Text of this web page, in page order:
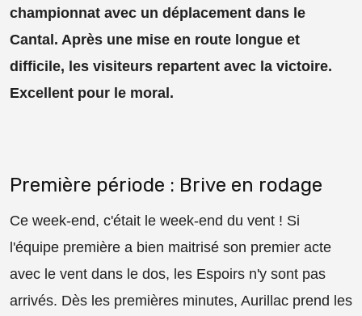
championnat avec un déplacement dans le
Cantal. Après une mise en route longue et
difficile, les visiteurs repartent avec la victoire.
Excellent pour le moral.
Première période : Brive en rodage
Ce week-end, c'était le week-end du vent ! Si
l'équipe première a bien maitrisé son premier acte
avec le vent dans le dos, les Espoirs n'y sont pas
arrivés. Dès les premières minutes, Aurillac prend les